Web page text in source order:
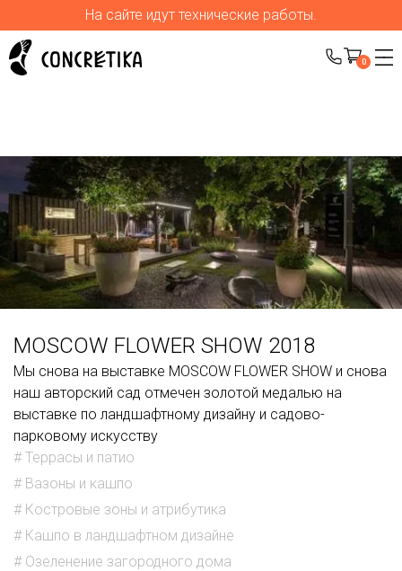
На сайте идут технические работы.
0
MOSCOW FLOWER SHOW 2018
Мы снова на выставке MOSCOW FLOWER SHOW и снова
наш авторский сад отмечен золотой медалью на
выставке по ландшафтному дизайну и садово-
парковому искусству
# Террасы и патио
# Вазоны и кашпо
# Костровые зоны и атрибутика
# Кашпо в ландшафтном дизайне
# Озеленение загородного дома